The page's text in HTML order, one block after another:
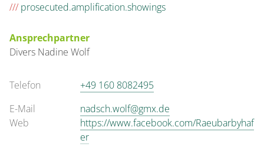
/// prosecuted.amplification.showings
Ansprechpartner
Divers Nadine Wolf
Telefon
+49 160 8082495
E-Mail
nadsch.wolf@gmx.de
Web
https://www.facebook.com/Raeubarbyhaf
er